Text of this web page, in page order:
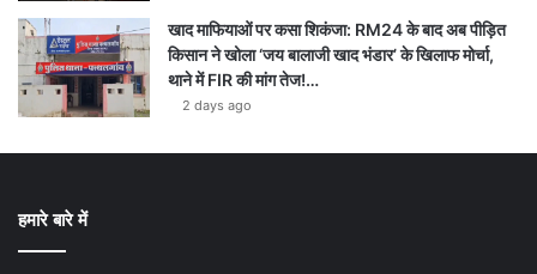
खाद माफियाओं पर कसा शिकंजा: RM24 के बाद अब पीड़ित
किसान ने खोला ‘जय बालाजी खाद भंडार’ के खिलाफ मोर्चा,
थाने में FIR की मांग तेज!…
2 days ago
हमारे बारे में